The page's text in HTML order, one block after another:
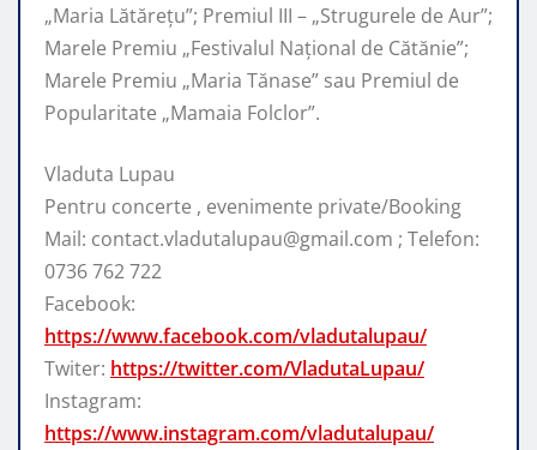
„Maria Lătărețu”; Premiul III – „Strugurele de Aur”;
Marele Premiu „Festivalul Național de Cătănie”;
Marele Premiu „Maria Tănase” sau Premiul de
Popularitate „Mamaia Folclor”.
Vladuta Lupau
Pentru concerte , evenimente private/Booking
Mail: contact.vladutalupau@gmail.com ; Telefon:
0736 762 722
Facebook:
https://www.facebook.com/vladutalupau/
Twiter: https://twitter.com/VladutaLupau/
Instagram:
https://www.instagram.com/vladutalupau/